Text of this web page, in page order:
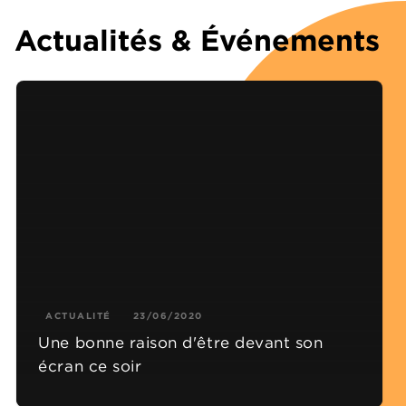
Actualités & Événements
ACTUALITÉ 23/06/2020
Une bonne raison d'être devant son
écran ce soir